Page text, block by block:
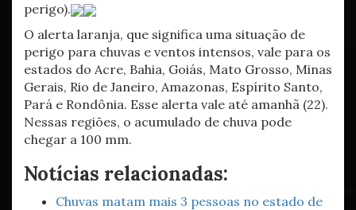
perigo).
O alerta laranja, que significa uma situação de
perigo para chuvas e ventos intensos, vale para os
estados do Acre, Bahia, Goiás, Mato Grosso, Minas
Gerais, Rio de Janeiro, Amazonas, Espírito Santo,
Pará e Rondônia. Esse alerta vale até amanhã (22).
Nessas regiões, o acumulado de chuva pode
chegar a 100 mm.
Notícias relacionadas:
Chuvas matam mais 3 pessoas no estado de